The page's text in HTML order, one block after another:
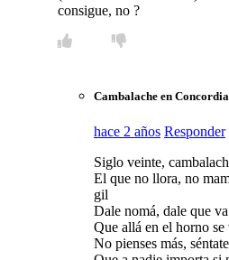
consigue, no ?
Cambalache en Concordia
hace 2 años Responder
Siglo veinte,
El que no llora, no
gil
Dale nomá, dale que va
Que allá en el horno
No pienses más,